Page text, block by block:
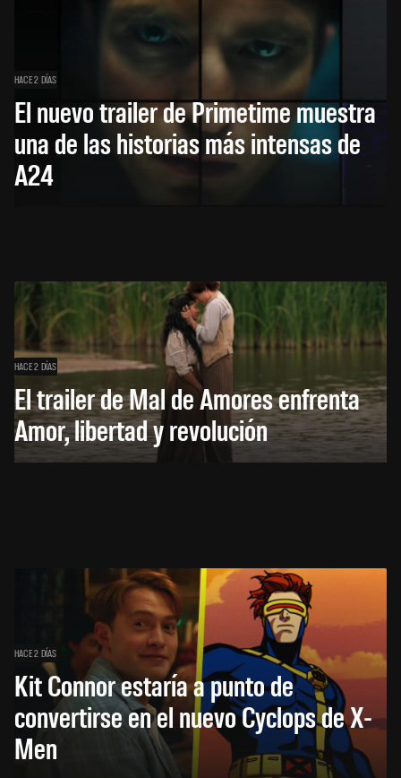
HACE 2 DÍAS
El nuevo trailer de Primetime muestra
una de las historias más intensas de
A24
HACE 2 DÍAS
El trailer de Mal de Amores enfrenta
Amor, libertad y revolución
HACE 2 DÍAS
Kit Connor estaría a punto de
convertirse en el nuevo Cyclops de X-
Men